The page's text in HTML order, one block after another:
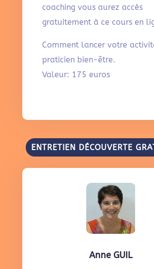
coaching vous aurez accès
gratuitement à ce cours en
Comment lancer votre
praticien bien-être.
Valeur: 175 euros
ENTRETIEN DÉCOUVERTE
Anne GUIL